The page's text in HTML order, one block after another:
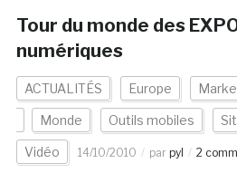
Tour du monde des
numériques
ACTUALITÉS Europe
Monde Outils mobiles
Vidéo 14/10/2010 par pyl 2